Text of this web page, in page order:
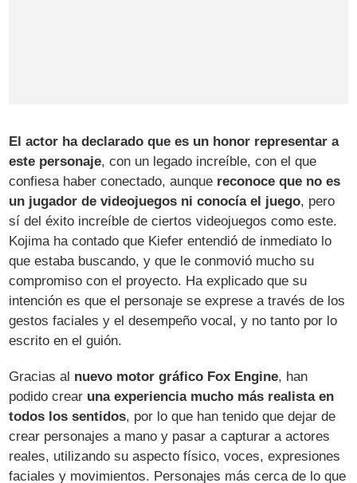
El actor ha declarado que es un honor representar a
este personaje, con un legado increíble, con el que
confiesa haber conectado, aunque reconoce que no es
un jugador de videojuegos ni conocía el juego, pero
sí del éxito increíble de ciertos videojuegos como este.
Kojima ha contado que Kiefer entendió de inmediato lo
que estaba buscando, y que le conmovió mucho su
compromiso con el proyecto. Ha explicado que su
intención es que el personaje se exprese a través de los
gestos faciales y el desempeño vocal, y no tanto por lo
escrito en el guión.
Gracias al nuevo motor gráfico Fox Engine, han
podido crear una experiencia mucho más realista en
todos los sentidos, por lo que han tenido que dejar de
crear personajes a mano y pasar a capturar a actores
reales, utilizando su aspecto físico, voces, expresiones
faciales y movimientos. Personajes más cerca de lo que